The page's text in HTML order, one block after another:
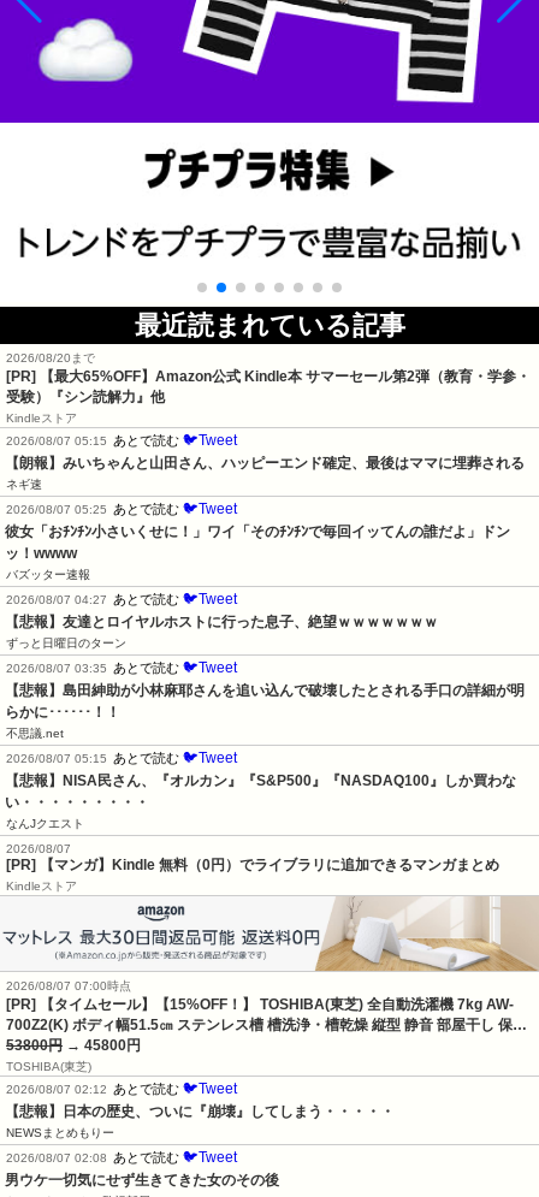
最近読まれている記事
2026/08/20まで
[PR]
【最大65%OFF】Amazon公式 Kindle本 サマーセール第2弾（教育・学参・
受験）『シン読解力』他
Kindleストア
2026/08/07 05:15 あとで読む 🐦Tweet
【朗報】みいちゃんと山田さん、ハッピーエンド確定、最後はママに埋葬される
ネギ速
2026/08/07 05:25 あとで読む 🐦Tweet
彼女「おﾁﾝﾁﾝ小さいくせに！」ワイ「そのﾁﾝﾁﾝで毎回イッてんの誰だよ」ドン
ッ！wwww
バズッター速報
2026/08/07 04:27 あとで読む 🐦Tweet
【悲報】友達とロイヤルホストに行った息子、絶望ｗｗｗｗｗｗｗ
ずっと日曜日のターン
2026/08/07 03:35 あとで読む 🐦Tweet
【悲報】島田紳助が小林麻耶さんを追い込んで破壊したとされる手口の詳細が明
らかに･･････！！
不思議.net
2026/08/07 05:15 あとで読む 🐦Tweet
【悲報】NISA民さん、『オルカン』『S&P500』『NASDAQ100』しか買わな
い・・・・・・・・・
なんJクエスト
2026/08/07
[PR] 【マンガ】Kindle 無料（0円）でライブラリに追加できるマンガまとめ
Kindleストア
2026/08/07 07:00時点
[PR] 【タイムセール】【15%OFF！】 TOSHIBA(東芝) 全自動洗濯機 7kg AW-
700Z2(K) ボディ幅51.5㎝ ステンレス槽 槽洗浄・槽乾燥 縦型 静音 部屋干し 保…
53800円 → 45800円
TOSHIBA(東芝)
2026/08/07 02:12
あとで読む 🐦Tweet
【悲報】日本の歴史、ついに『崩壊』してしまう・・・・・
NEWSまとめもりー
2026/08/07 02:08
あとで読む 🐦Tweet
男ウケ一切気にせず生きてきた女のその後